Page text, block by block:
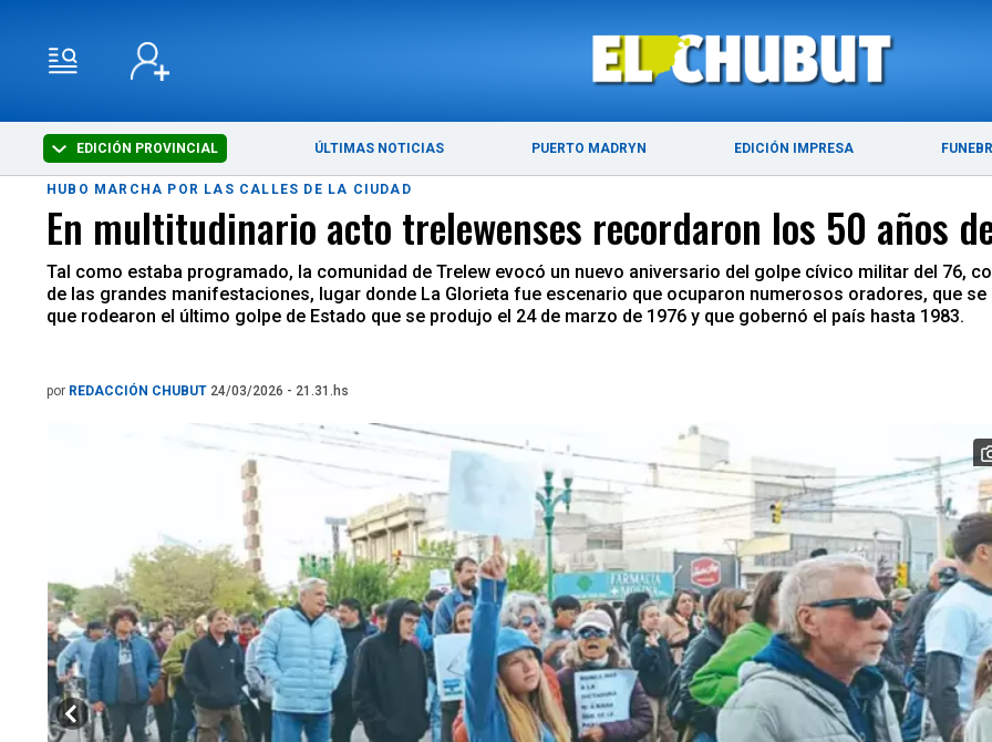
EDICIÓN PROVINCIAL ÚLTIMAS NOTICIAS PUERTO MADRYN EDICIÓN IMPRESA
ÚLTIMAS NOTICIAS PUERTO MADRYN
HUBO MARCHA POR LAS CALLES DE LA CIUDAD
En multitudinario acto trelewenses recordaron los 50 años
Tal como estaba programado, la comunidad de Trelew evocó un nuevo aniversario del golpe cívico militar del 76,
de las grandes manifestaciones, lugar donde La Glorieta fue escenario que ocuparon numerosos oradores, que
que rodearon el último golpe de Estado que se produjo el 24 de marzo de 1976 y que gobernó el país hasta 1983.
por REDACCIÓN CHUBUT 24/03/2026 - 21.31.hs